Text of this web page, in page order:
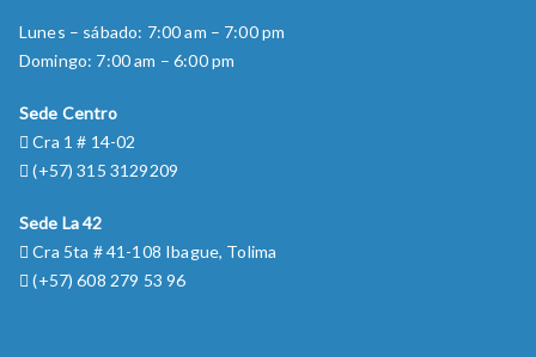
Lunes – sábado: 7:00 am – 7:00 pm
Domingo: 7:00 am – 6:00 pm
Sede Centro
Cra 1 # 14-02
(+57) 315 3129209
Sede La 42
Cra 5ta # 41-108 Ibague, Tolima
(+57) 608 279 53 96